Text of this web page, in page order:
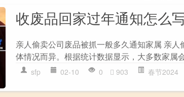
收废品回家过年通知怎么
亲人偷卖公司废品被抓一般多久通知家属 亲
体情况而异。根据统计数据显示，大多数家属
sfp 02-10 0 903 春节2024